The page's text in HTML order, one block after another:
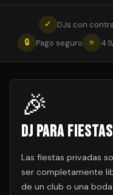
✓ DJs con
🔒
Pago seguro ⭐
🎉
DJ para
Las fiestas privadas
ser completamente
de un club o una